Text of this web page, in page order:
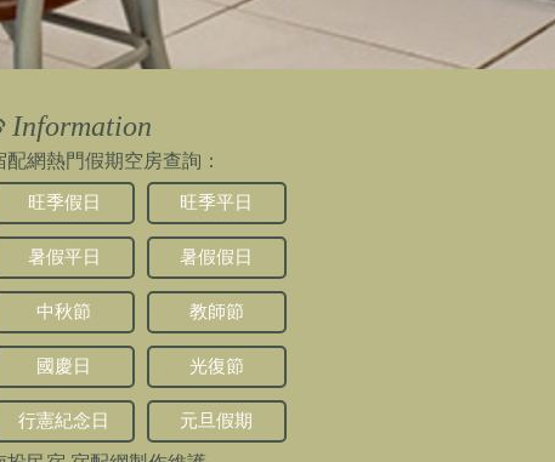
Information
配網熱門假期空房查詢：
旺季假日 旺季平日
暑假平日 暑假假日
中秋節 教師節
國慶日 光復節
行憲紀念日 元旦假期